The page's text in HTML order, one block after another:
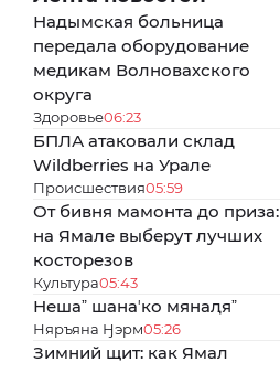
Надымская больница
передала оборудование
медикам Волновахского
округа
Здоровье06:23
БПЛА атаковали склад
Wildberries на Урале
Происшествия05:59
От бивня мамонта до приза:
на Ямале выберут лучших
косторезов
Культура05:43
Нешаˮ шанаʼко мянаԯяˮ
Няръяна Ӈэрм05:26
Зимний щит: как Ямал